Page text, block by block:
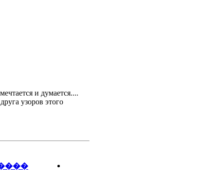
и думается....
узоров этого